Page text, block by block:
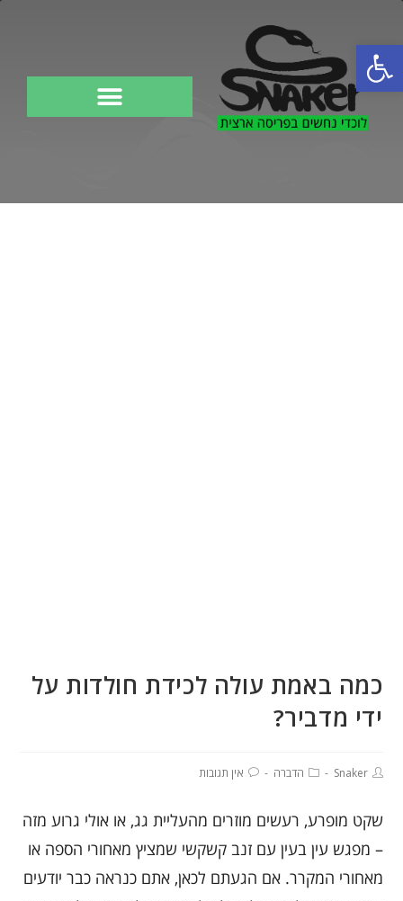
פתח סרגל נגישות
כמה באמת עולה לכידת חולדות על
ידי מדביר?
Snaker הדברה אין תגובות
שקט מופרע, רעשים מוזרים מהעליית גג, או אולי גרוע מזה
– מפגש עין בעין עם זנב קשקשי שמציץ מאחורי הספה או
מאחורי המקרר. אם הגעתם לכאן, אתם כנראה כבר יודעים